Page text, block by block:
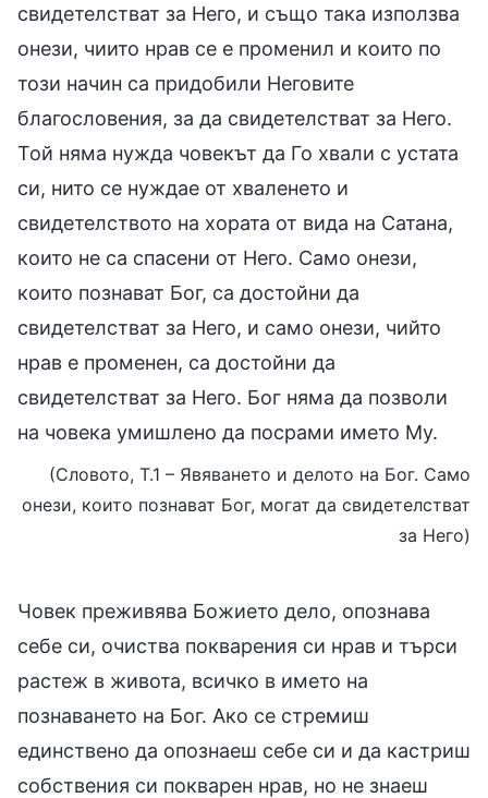
свидетелстват за Него, и също така използва
онези, чиито нрав се е променил и които по
този начин са придобили Неговите
благословения, за да свидетелстват за Него.
Той няма нужда човекът да Го хвали с устата
си, нито се нуждае от хваленето и
свидетелството на хората от вида на Сатана,
които не са спасени от Него. Само онези,
които познават Бог, са достойни да
свидетелстват за Него, и само онези, чийто
нрав е променен, са достойни да
свидетелстват за Него. Бог няма да позволи
на човека умишлено да посрами името Му.
(Словото, Т.1 – Явяването и делото на Бог. Само
онези, които познават Бог, могат да свидетелстват
за Него)
Човек преживява Божието дело, опознава
себе си, очиства покварения си нрав и търси
растеж в живота, всичко в името на
познаването на Бог. Ако се стремиш
единствено да опознаеш себе си и да кастриш
собствения си покварен нрав, но не знаеш